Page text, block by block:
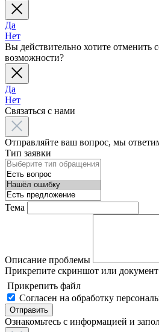
Да
Нет
Вы действительно хотите отменить
возможности?
Да
Нет
Связаться с нами
Отправляйте ваш вопрос, мы
Тип заявки
Тема
Описание проблемы
Прикрепите скриншот или
Прикрепить файл
Согласен на обработку
Отправить
Ознакомьтесь с информацией и